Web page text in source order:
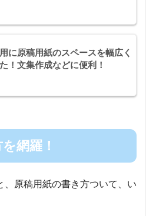
に原稿用紙のスペースを幅広く
！文集作成などに便利！
網羅！
、原稿用紙の書き方ついて、い